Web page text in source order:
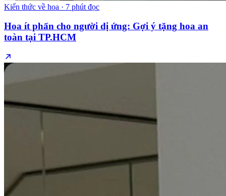
Kiến thức về hoa · 7 phút đọc
Hoa ít phấn cho người dị ứng: Gợi ý tặng hoa an
toàn tại TP.HCM